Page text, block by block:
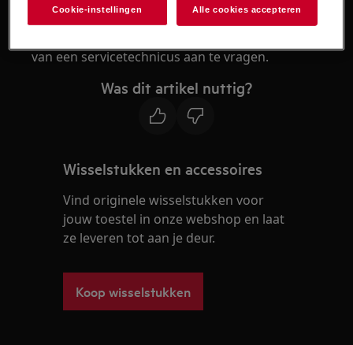
een probleem aangeeft met de
van een servicetechnicus aan te vragen.
Was dit artikel nuttig?
Wisselstukken en accessoires
Vind originele wisselstukken voor
jouw toestel in onze webshop en laat
ze leveren tot aan je deur.
Koop wisselstukken
Cookie-instellingen Alle cookies accepteren